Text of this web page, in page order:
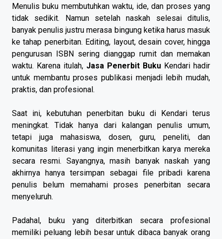
Menulis buku membutuhkan waktu, ide, dan proses yang
tidak sedikit. Namun setelah naskah selesai ditulis,
banyak penulis justru merasa bingung ketika harus masuk
ke tahap penerbitan. Editing, layout, desain cover, hingga
pengurusan ISBN sering dianggap rumit dan memakan
waktu. Karena itulah, Jasa Penerbit Buku Kendari hadir
untuk membantu proses publikasi menjadi lebih mudah,
praktis, dan profesional.
Saat ini, kebutuhan penerbitan buku di Kendari terus
meningkat. Tidak hanya dari kalangan penulis umum,
tetapi juga mahasiswa, dosen, guru, peneliti, dan
komunitas literasi yang ingin menerbitkan karya mereka
secara resmi. Sayangnya, masih banyak naskah yang
akhirnya hanya tersimpan sebagai file pribadi karena
penulis belum memahami proses penerbitan secara
menyeluruh.
Padahal, buku yang diterbitkan secara profesional
memiliki peluang lebih besar untuk dibaca banyak orang